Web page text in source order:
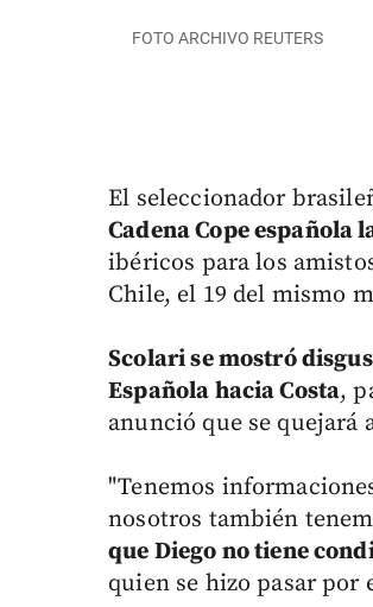
FOTO ARCHIVO REUTERS
El seleccionador
Cadena Cope española
ibéricos para los
Chile, el 19 del mismo
Scolari se mostró
Española hacia Costa,
anunció que se quejará
"Tenemos
nosotros también
que Diego no tiene
quien se hizo pasar por